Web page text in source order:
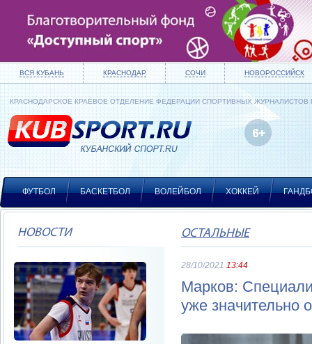
ВСЯ КУБАНЬ КРАСНОДАР СОЧИ НОВОРОССИЙСК
КРАСНОДАРСКОЕ КРАЕВОЕ ОТДЕЛЕНИЕ ФЕДЕРАЦИИ СПОРТИВНЫХ ЖУРНАЛИСТОВ
ФУТБОЛ БАСКЕТБОЛ ВОЛЕЙБОЛ ХОККЕЙ
НОВОСТИ ОСТАЛЬНЫЕ
28/10/2021 13:44
Марков:
уже значительно